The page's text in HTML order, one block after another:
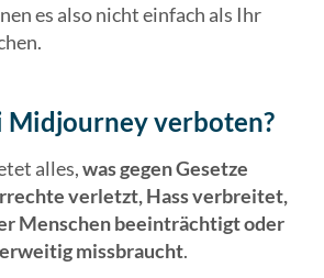
es also nicht einfach als Ihr
Midjourney verboten?
alles,was gegen Gesetze
verletzt, Hass verbreitet,
Menschen beeinträchtigt oder
missbraucht.